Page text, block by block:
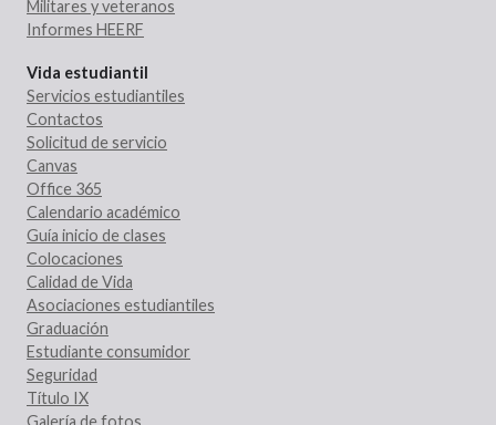
Militares y veteranos
Informes HEERF
Vida estudiantil
Servicios estudiantiles
Contactos
Solicitud de servicio
Canvas
Office 365
Calendario académico
Guía inicio de clases
Colocaciones
Calidad de Vida
Asociaciones estudiantiles
Graduación
Estudiante consumidor
Seguridad
Título IX